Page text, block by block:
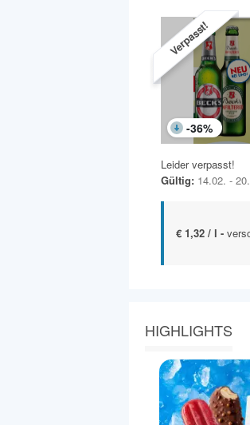
Verpasst!
-36%
Leider verpasst!
Gültig: 14.02. -
€ 1,32 / l -
HIGHLIGHTS